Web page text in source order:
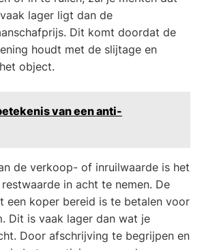
lager ligt dan de
Dit komt doordat de
houdt met de slijtage en
object.
van een anti-
de verkoop- of inruilwaarde is het
in acht te nemen. De
een koper bereid is te betalen voor
Dit is vaak lager dan wat je
Door afschrijving te begrijpen en